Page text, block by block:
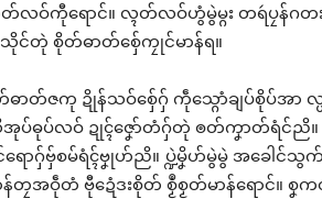
ၚတ်လဝ်ကီုရောင်။ လ္ၚတ်လဝ်ဟွံမွဲမ္ဂး တရဴပၠ
သိုင်တုဲ စိုတ်ဓာတ်စှ်ေကၠုင်မာန်ရ။
ဓာတ်ဇကု ဍိုန်သဝ်စှ်ေဂှ် ကဵုသ္ဂောံချပ်စိုပ်အာ
ပ်ဓုပ်လဝ် ဍုၚ်ဇၞော်တံဂှ်တုဲ ၜတ်ကၞာတ်ရံင်ညိ။
ရောဂှ်ဗှ်စမ်ရံၚ်ဗၞုဟ်ညိ။ ပ္ဍဲမၞိဟ်မွဲမွဲ အခေါ
တၠအဝဵုတံ ဗီုဍေံဒးစိုတ် စၟဳစၟတ်မာန်ရောင်။ စၞက